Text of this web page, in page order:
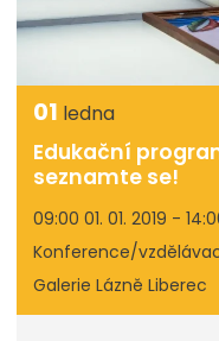
01 ledna
Edukační
seznamte se!
09:00 01. 01. 2019 -
Konference/
Galerie Lázně Liberec